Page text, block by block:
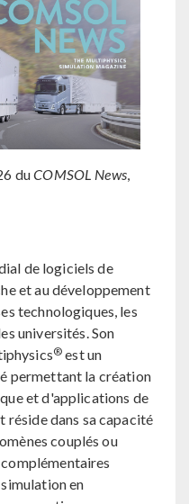
duCOMSOL News,
de logiciels de
et au développement
technologiques, les
universités. Son
® est un
permettant la création
et d'applications de
réside dans sa capacité
couplés ou
en